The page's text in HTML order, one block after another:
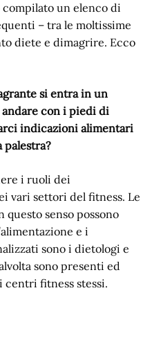
un elenco di
– tra le moltissime
diete e dimagrire. Ecco
si entra in un
andare con i piedi di
indicazioni alimentari
palestra?
i ruoli dei
vari settori del fitness. Le
senso possono
e i
sono i dietologi e
sono presenti ed
centri fitness stessi.